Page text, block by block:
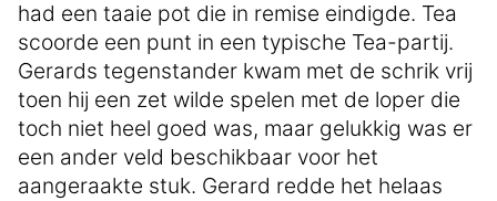
had een taaie pot die in remise eindigde. Tea
scoorde een punt in een typische Tea-partij.
Gerards tegenstander kwam met de schrik vrij
toen hij een zet wilde spelen met de loper die
toch niet heel goed was, maar gelukkig was er
een ander veld beschikbaar voor het
aangeraakte stuk. Gerard redde het helaas